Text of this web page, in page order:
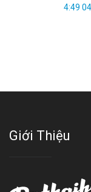
4:49
Giới Thiệu